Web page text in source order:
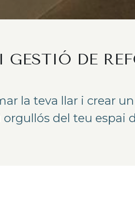
DE
la teva llar i crear
del teu espai